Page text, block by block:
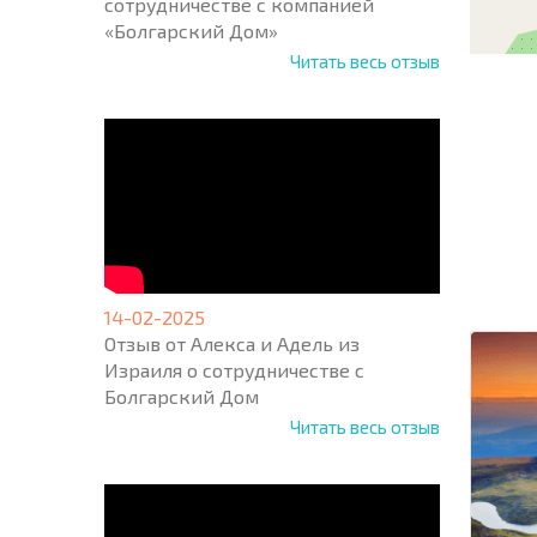
«Болгарский Дом»
Читать весь отзыв
14-02-2025
Отзыв от Алекса и Адель из
Израиля о сотрудничестве с
Болгарский Дом
Читать весь отзыв
States
+1
* Поля